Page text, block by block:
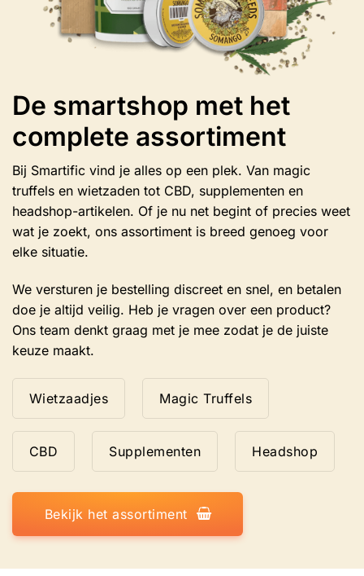
De smartshop met het
complete assortiment
Bij Smartific vind je alles op een plek. Van magic
truffels en wietzaden tot CBD, supplementen en
headshop-artikelen. Of je nu net begint of precies weet
wat je zoekt, ons assortiment is breed genoeg voor
elke situatie.
We versturen je bestelling discreet en snel, en betalen
doe je altijd veilig. Heb je vragen over een product?
Ons team denkt graag met je mee zodat je de juiste
keuze maakt.
Wietzaadjes Magic Truffels
CBD Supplementen Headshop
Bekijk het assortiment